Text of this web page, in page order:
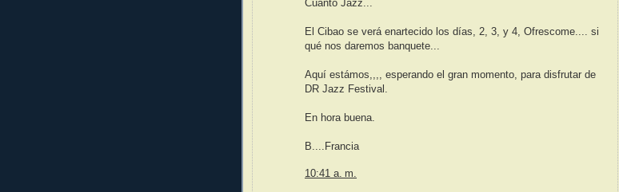
Cuanto Jazz...
El Cibao se verá enartecido los días, 2, 3, y 4, Ofrescome.... si
qué nos daremos banquete...
Aquí estámos,,,, esperando el gran momento, para disfrutar de
DR Jazz Festival.
En hora buena.
B....Francia
10:41 a. m.